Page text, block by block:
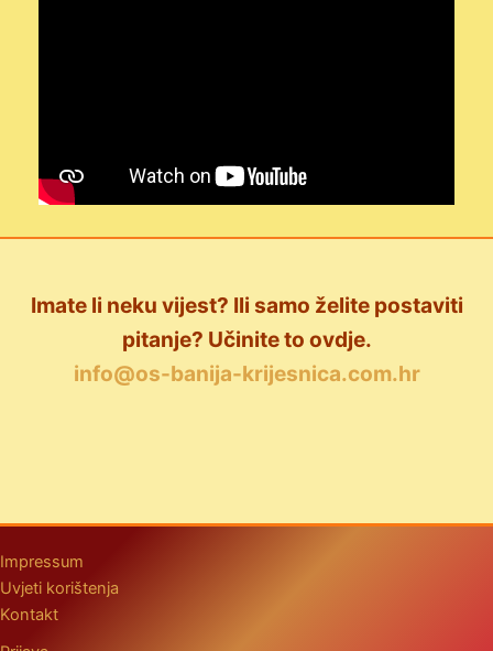
Imate li neku vijest? Ili samo želite postaviti
pitanje? Učinite to ovdje.
info@os-banija-krijesnica.com.hr
Impressum
Uvjeti korištenja
Kontakt